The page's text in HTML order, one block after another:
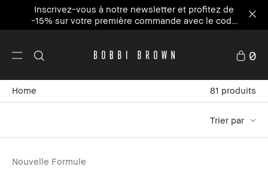
Inscrivez-vous à notre newsletter et profitez de
-15% sur votre première commande avec le code
WELCOME15⁴
0
Home 81 produits
Trier par
Nouvelle Formule